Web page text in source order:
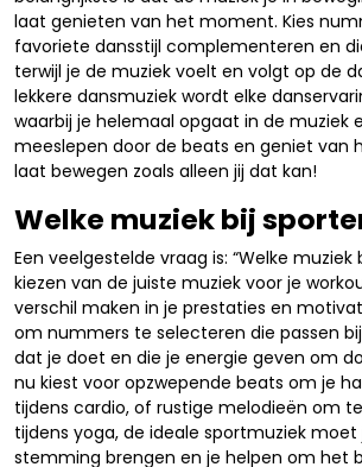
laat genieten van het moment. Kies
favoriete dansstijl complementeren en
terwijl je de muziek voelt en volgt op de
lekkere dansmuziek wordt elke
waarbij je helemaal opgaat in de muziek
meeslepen door de beats en geniet van
laat bewegen zoals alleen jij dat kan!
Welke muziek bij
Een veelgestelde vraag is: “Welke muziek
kiezen van de juiste muziek voor je
verschil maken in je prestaties en
om nummers te selecteren die passen
dat je doet en die je energie geven om
nu kiest voor opzwepende beats om je
tijdens cardio, of rustige melodieën om
tijdens yoga, de ideale sportmuziek moet
stemming brengen en je helpen om het